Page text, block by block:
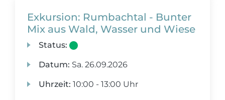
Exkursion: Rumbachtal - Bunter
Mix aus Wald, Wasser und Wiese
Status:
Datum: Sa. 26.09.2026
Uhrzeit: 10:00 - 13:00 Uhr